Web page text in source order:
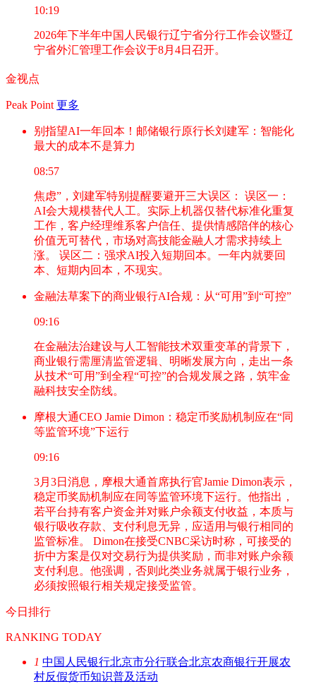
10:19
2026年下半年中国人民银行辽宁省分行工作会议暨辽
宁省外汇管理工作会议于8月4日召开。
金视点
Peak Point 更多
别指望AI一年回本！邮储银行原行长刘建军：智能化
最大的成本不是算力
08:57
焦虑”，刘建军特别提醒要避开三大误区： 误区一：
AI会大规模替代人工。实际上机器仅替代标准化重复
工作，客户经理维系客户信任、提供情感陪伴的核心
价值无可替代，市场对高技能金融人才需求持续上
涨。 误区二：强求AI投入短期回本。一年内就要回
本、短期内回本，不现实。
金融法草案下的商业银行AI合规：从“可用”到“可控”
09:16
在金融法治建设与人工智能技术双重变革的背景下，
商业银行需厘清监管逻辑、明晰发展方向，走出一条
从技术“可用”到全程“可控”的合规发展之路，筑牢金
融科技安全防线。
摩根大通CEO Jamie Dimon：稳定币奖励机制应在“同
等监管环境”下运行
09:16
3月3日消息，摩根大通首席执行官Jamie Dimon表示，
稳定币奖励机制应在同等监管环境下运行。他指出，
若平台持有客户资金并对账户余额支付收益，本质与
银行吸收存款、支付利息无异，应适用与银行相同的
监管标准。 Dimon在接受CNBC采访时称，可接受的
折中方案是仅对交易行为提供奖励，而非对账户余额
支付利息。他强调，否则此类业务就属于银行业务，
必须按照银行相关规定接受监管。
今日排行
RANKING TODAY
1 中国人民银行北京市分行联合北京农商银行开展农
村反假货币知识普及活动